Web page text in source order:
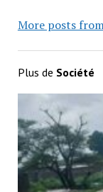
More posts
Plus de Société